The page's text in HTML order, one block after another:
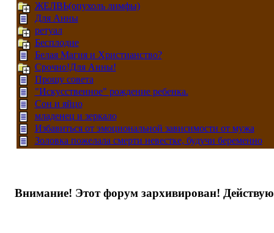
ЖЕЛВЬ(опухоль лимфы)
Для Анны
ретуал
Бесплодие
Белая Магия и Христианство?
Срочно!Для Анны!
Прошу совета
"Искусственное" рождение ребенка.
Сон и яйцо
младенец и зеркало
Избавиться от эмоциональной зависимости от мужа
Золовка пожелала смерти невестке, будучи беременно
Внимание! Этот форум зархивирован!